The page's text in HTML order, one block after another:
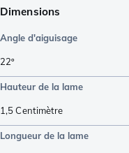
Dimensions
Angle d'aiguisage
22º
Hauteur de la lame
1,5Centimètre
Longueur de la lame